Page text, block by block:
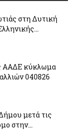
στη Δυτική
ΑΑΔΕ κύκλωμα
040826
μετά τις
στην...